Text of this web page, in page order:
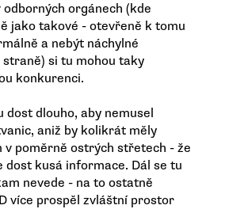
orgánech (kde
jako takové - otevřeně k tomu
a nebýt náchylné
si tu mohou taky
konkurenci.
dost dlouho, aby nemusel
aniž by kolikrát měly
v poměrně ostrých střetech - že
kusá informace. Dál se tu
nevede - na to ostatně
více prospěl zvláštní prostor